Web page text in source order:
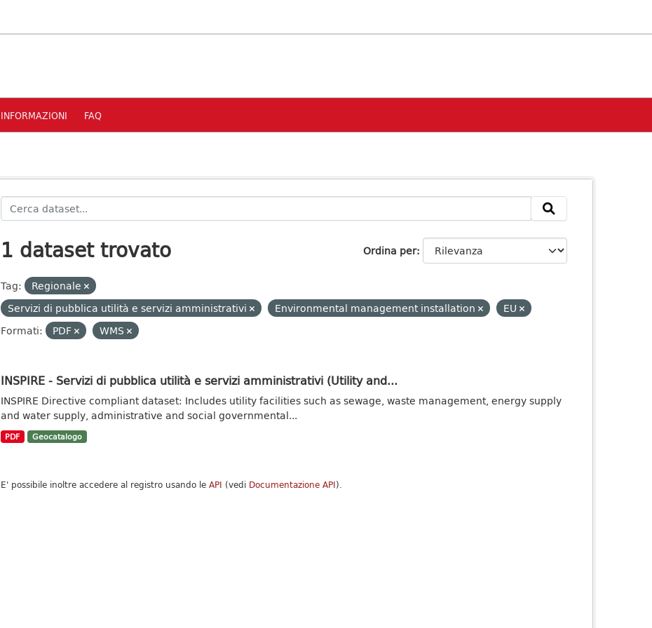
INFORMAZIONI FAQ
Ordina per
1 dataset trovato
Tag:
Regionale
Servizi di pubblica utilità e servizi amministrativi
Environmental management installation
EU
Formati:
PDF WMS
INSPIRE - Servizi di pubblica utilità e servizi amministrativi (Utility and...
INSPIRE Directive compliant dataset: Includes utility facilities such as sewage, waste management, energy supply
and water supply, administrative and social governmental...
PDF Geocatalogo
E' possibile inoltre accedere al registro usando le API (vedi Documentazione API).